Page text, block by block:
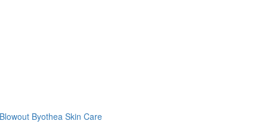
Byothea Skin Care